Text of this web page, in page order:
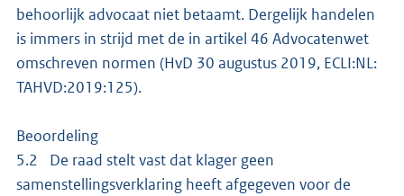
behoorlijk advocaat niet betaamt. Dergelijk handelen
is immers in strijd met de in artikel 46 Advocatenwet
omschreven normen (HvD 30 augustus 2019, ECLI:NL:
TAHVD:2019:125).
Beoordeling
5.2 De raad stelt vast dat klager geen
samenstellingsverklaring heeft afgegeven voor de